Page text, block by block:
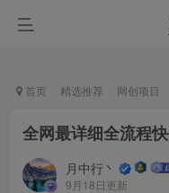
首页 精选推荐 网创项目
全网最详细全流程
月中行丶
9月18日更新